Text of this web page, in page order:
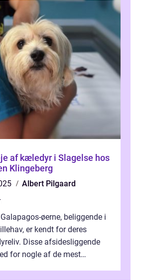
af kæledyr i Slagelse hos
Klingeberg
Albert Pilgaard
øerne, beliggende i
er kendt for deres
Disse afsidesliggende
for nogle af de mest